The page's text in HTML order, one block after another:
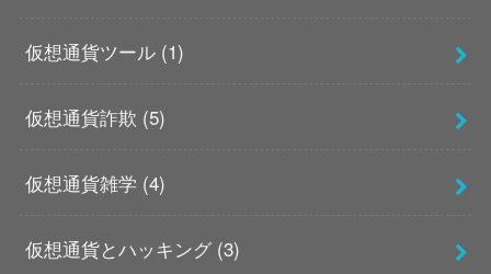
仮想通貨ツール (1)
仮想通貨詐欺 (5)
仮想通貨雑学 (4)
仮想通貨とハッキング (3)